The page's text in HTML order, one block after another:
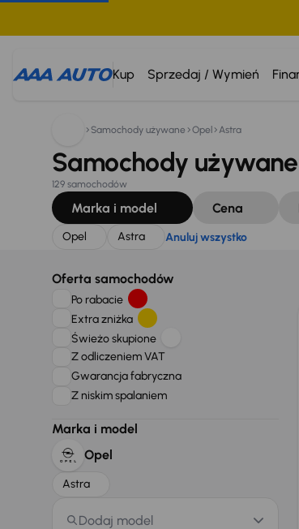
Kup Sprzedaj / Wymień
Szukam: Anuluj wszystko
Samochody używane Opel Astra
Samochody
129 samochodów
Marka i model Cena
Opel Astra Anuluj wszystko
Oferta samochodów
Po rabacie
Extra zniżka
Świeżo skupione
Z odliczeniem VAT
Gwarancja fabryczna
Z niskim spalaniem
Marka i model
Opel
Astra
Dodaj model